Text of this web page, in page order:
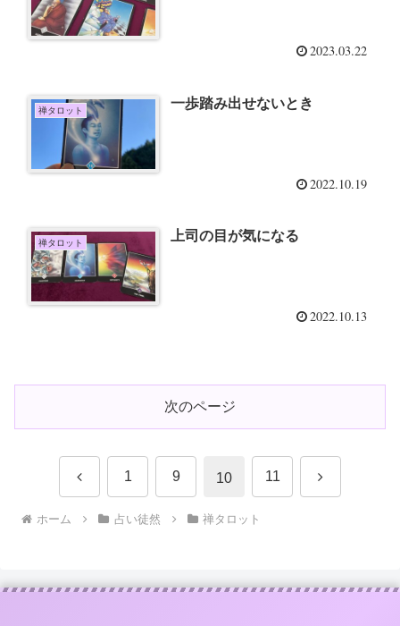
2023.03.22
禅タロット 一歩踏み出せないとき
2022.10.19
禅タロット 上司の目が気になる
2022.10.13
次のページ
前
へ
1 9 10 11 次
ホーム 占い徒然 禅タロット